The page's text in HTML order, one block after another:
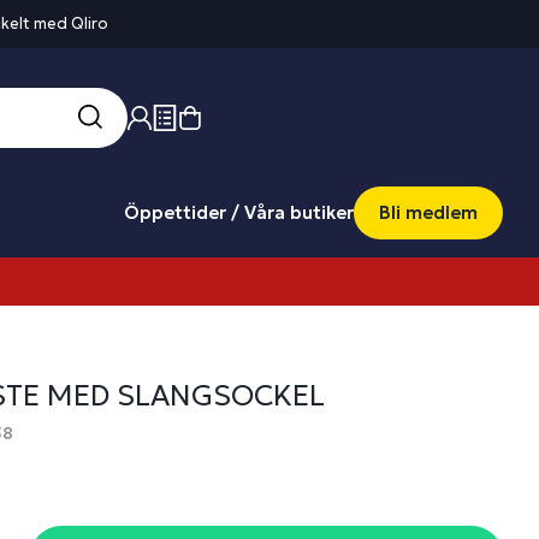
med Qliro
Öppettider / Våra butiker Bli medlem
MED SLANGSOCKEL